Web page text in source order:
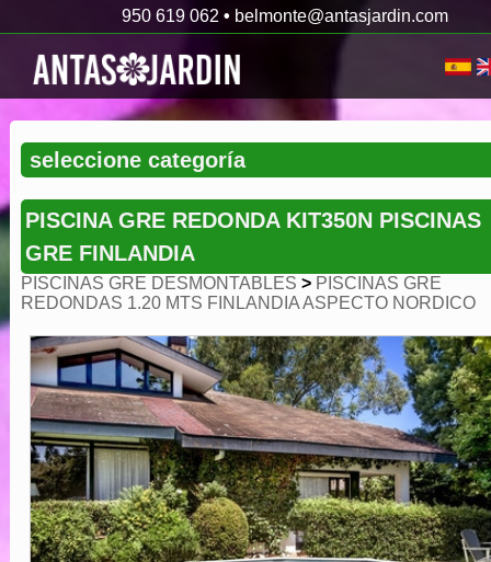
950 619 062 • belmonte@antasjardin.com
PISCINA GRE REDONDA KIT350N PISCINAS
GRE FINLANDIA
PISCINAS GRE DESMONTABLES > PISCINAS GRE
REDONDAS 1.20 MTS FINLANDIA ASPECTO NORDICO